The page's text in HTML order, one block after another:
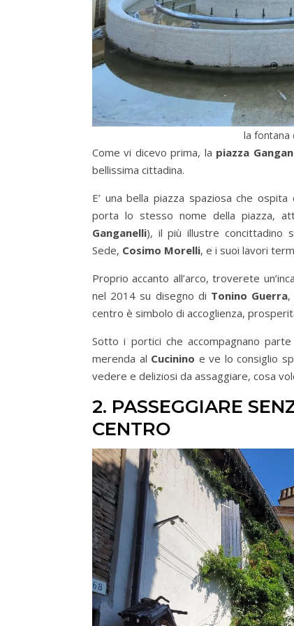
la fontana
Come vi dicevo prima, la piazza
bellissima cittadina.
E’ una bella piazza spaziosa che
porta lo stesso nome della piazza,
Ganganelli), il più illustre concittadino
Sede, Cosimo Morelli, e i suoi lavori
Proprio accanto all’arco, troverete
nel 2014 su disegno di Tonino Guerra,
centro è simbolo di accoglienza,
Sotto i portici che accompagnano
merenda al Cucinino e ve lo consiglio
vedere e deliziosi da assaggiare, cosa
2. PASSEGGIARE
CENTRO